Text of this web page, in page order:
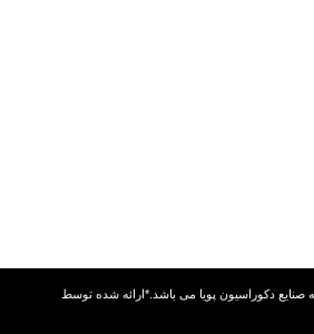
دکوراسیون پویا می باشد.*ارائه شده توسط